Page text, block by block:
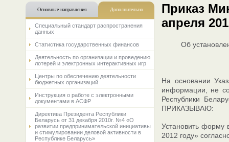
Основные направления Дополнительно
Специальный стандарт распространения
данных
Статистика государственных финансов
Деятельность по организации и проведению
лотерей и электронных интерактивных игр
Центры по обеспечению деятельности
бюджетных организаций
Инструкция о работе с электронными
документами в АСФР
Директива Президента Республики
Беларусь от 31 декабря 2010г. №4 «О
развитии предпринимательской инициативы
и стимулировании деловой активности в
Республике Беларусь»
Приказ
апреля
Об
На основании
информации, не
Республики
ПРИКАЗЫВАЮ:
Установить форму
2012 году»